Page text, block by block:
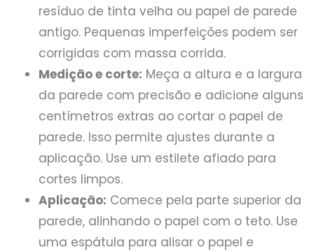
resíduo de tinta velha ou papel de parede
antigo. Pequenas imperfeições podem ser
corrigidas com massa corrida.
Medição e corte: Meça a altura e a largura
da parede com precisão e adicione alguns
centímetros extras ao cortar o papel de
parede. Isso permite ajustes durante a
aplicação. Use um estilete afiado para
cortes limpos.
Aplicação: Comece pela parte superior da
parede, alinhando o papel com o teto. Use
uma espátula para alisar o papel e